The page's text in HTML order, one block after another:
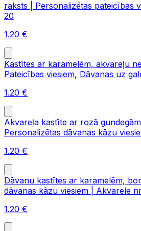
raksts | Personalizētas pateicības
20
1.20 €
Kastītes ar karamelēm, akvareļu
Pateicības viesiem, Dāvanas uz
1.20 €
Akvareļa kastīte ar rozā gundegām
Personalizētas dāvanas kāzu
1.20 €
Dāvanu kastītes ar karamelēm,
dāvanas kāzu viesiem | Akvarele
1.20 €